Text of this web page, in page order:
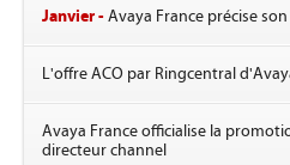
Janvier -Avaya France précise
L'offre ACO par Ringcentral
Avaya France officialise la
directeur channel